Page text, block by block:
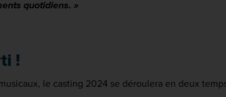
quotidiens. »
!
le casting 2024 se déroulera en deux